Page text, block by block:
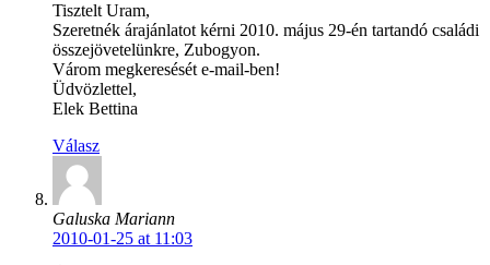
Tisztelt Uram,
Szeretnék árajánlatot kérni 2010. május 29-én tartandó családi
összejövetelünkre, Zubogyon.
Várom megkeresését e-mail-ben!
Üdvözlettel,
Elek Bettina
Válasz
Galuska Mariann
2010-01-25 at 11:03